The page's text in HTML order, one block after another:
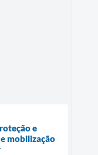
e
mobilização